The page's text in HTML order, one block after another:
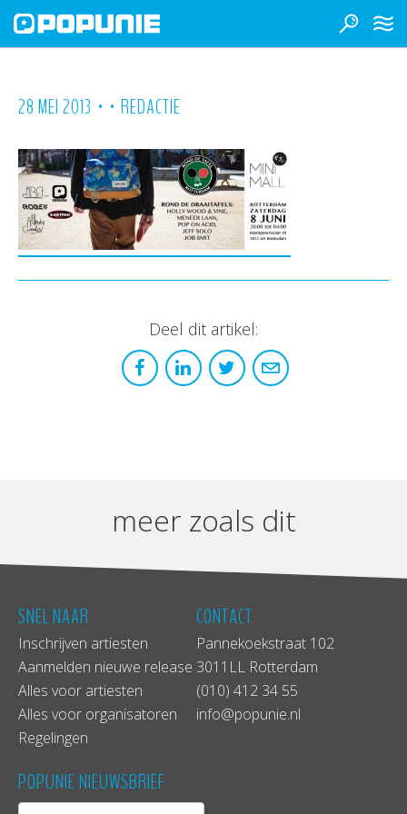
28 MEI 2013 • • REDACTIE
Deel dit artikel:
meer zoals dit
SNEL NAAR
Inschrijven artiesten
Aanmelden nieuwe release
Alles voor artiesten
Alles voor organisatoren
Regelingen
CONTACT
Pannekoekstraat 102
3011LL Rotterdam
(010) 412 34 55
info@popunie.nl
POPUNIE NIEUWSBRIEF